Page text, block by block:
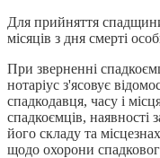
Для прийняття
місяців з дня смерті
При зверненні
нотаріус з'ясовує
спадкодавця, часу і
спадкоємців, наявності
його складу та
щодо охорони